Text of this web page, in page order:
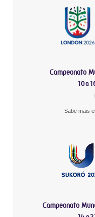
Campeonato
10 a
Sabe mais
Campeonato